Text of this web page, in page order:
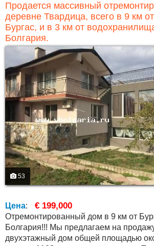
Продается массивный
деревне Твардица, всего в 9 км
Бургас, и в 3 км от
Болгария.
53
Цена: € 199,000
Отремонтированный дом в 9 км от
Болгария!!! Мы предлагаем на продажу массивный
двухэтажный дом общей площадью